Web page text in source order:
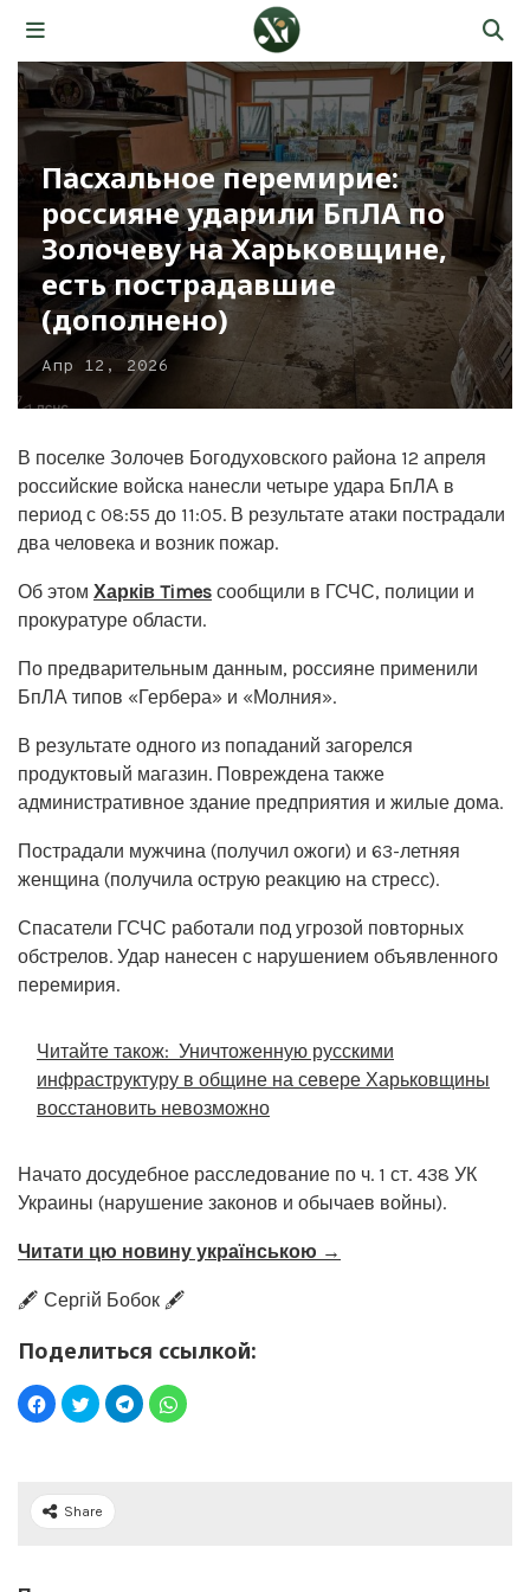
Пасхальное перемирие:
россияне ударили БпЛА по
Золочеву на Харьковщине,
есть пострадавшие
(дополнено)
Апр 12, 2026
В поселке Золочев Богодуховского района 12 апреля
российские войска нанесли четыре удара БпЛА в
период с 08:55 до 11:05. В результате атаки пострадали
два человека и возник пожар.
Об этом Харків Times сообщили в ГСЧС, полиции и
прокуратуре области.
По предварительным данным, россияне применили
БпЛА типов «Гербера» и «Молния».
В результате одного из попаданий загорелся
продуктовый магазин. Повреждена также
административное здание предприятия и жилые дома.
Пострадали мужчина (получил ожоги) и 63-летняя
женщина (получила острую реакцию на стресс).
Спасатели ГСЧС работали под угрозой повторных
обстрелов. Удар нанесен с нарушением объявленного
перемирия.
Читайте також: Уничтоженную русскими
инфраструктуру в общине на севере Харьковщины
восстановить невозможно
Начато досудебное расследование по ч. 1 ст. 438 УК
Украины (нарушение законов и обычаев войны).
Читати цю новину українською →
🖋️ Сергій Бобок 🖋️
Поделиться ссылкой:
Share